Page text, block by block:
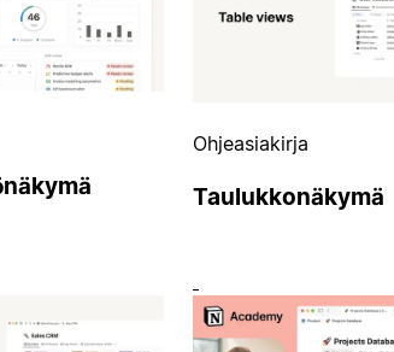
Ohjeasiakirja
Taulukkonäkymä